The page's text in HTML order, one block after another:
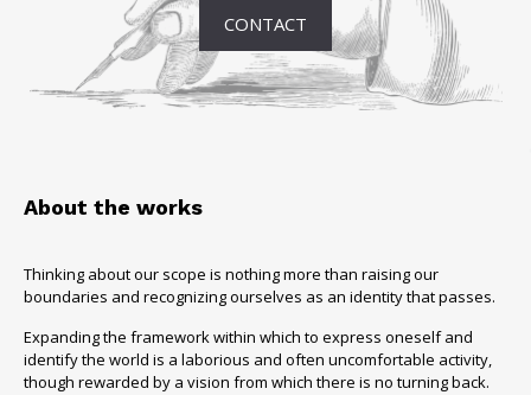
CONTACT
About the works
Thinking about our scope is nothing more than raising our
boundaries and recognizing ourselves as an identity that passes.
Expanding the framework within which to express oneself and
identify the world is a laborious and often uncomfortable activity,
though rewarded by a vision from which there is no turning back.